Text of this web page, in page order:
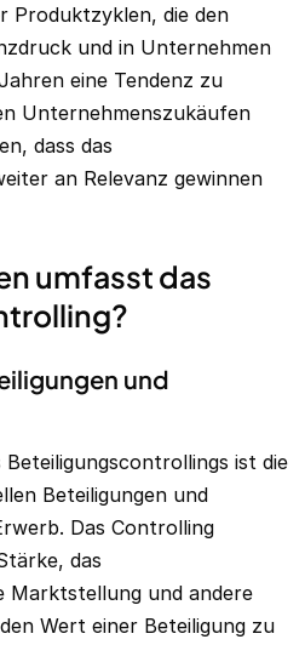
Produktzyklen, die den
und in Unternehmen
eine Tendenz zu
Unternehmenszukäufen
dass das
an Relevanz gewinnen
umfasst das
und
ist die
Beteiligungen und
Das Controlling
das
Marktstellung und andere
Wert einer Beteiligung zu